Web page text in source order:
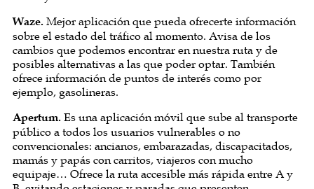
Waze. Mejor aplicación que pueda ofrecerte información
sobre el estado del tráfico al momento. Avisa de los
cambios que podemos encontrar en nuestra ruta y de
posibles alternativas a las que poder optar. También
ofrece información de puntos de interés como por
ejemplo, gasolineras.
Apertum. Es una aplicación móvil que sube al transporte
público a todos los usuarios vulnerables o no
convencionales: ancianos, embarazadas, discapacitados,
mamás y papás con carritos, viajeros con mucho
equipaje… Ofrece la ruta accesible más rápida entre A y